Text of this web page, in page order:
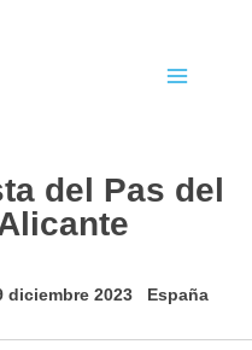
del Pas del
diciembre 2023 España